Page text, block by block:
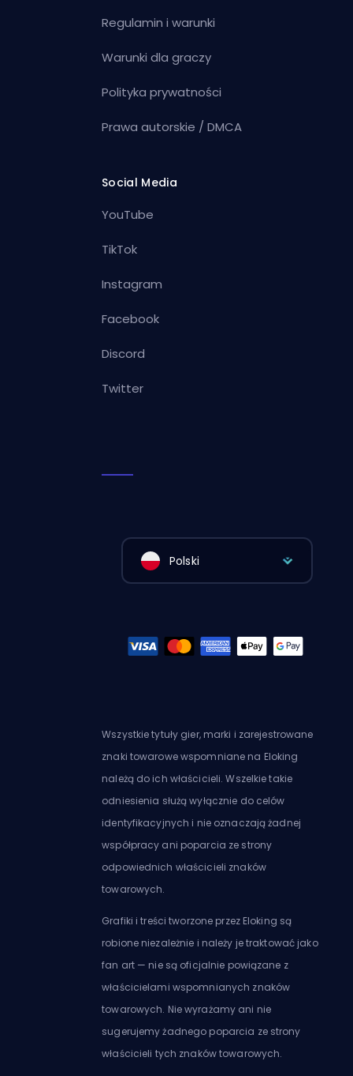
Regulamin i warunki
Warunki dla graczy
Polityka prywatności
Prawa autorskie / DMCA
Social Media
YouTube
TikTok
Instagram
Facebook
Discord
Twitter
Polski
Wszystkie tytuły gier, marki i zarejestrowane
znaki towarowe wspomniane na Eloking
należą do ich właścicieli. Wszelkie takie
odniesienia służą wyłącznie do celów
identyfikacyjnych i nie oznaczają żadnej
współpracy ani poparcia ze strony
odpowiednich właścicieli znaków
towarowych.
Grafiki i treści tworzone przez Eloking są
robione niezależnie i należy je traktować jako
fan art — nie są oficjalnie powiązane z
właścicielami wspomnianych znaków
towarowych. Nie wyrażamy ani nie
sugerujemy żadnego poparcia ze strony
właścicieli tych znaków towarowych.